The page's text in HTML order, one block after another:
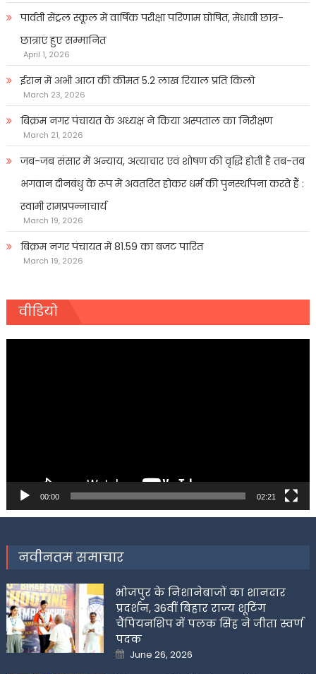
पार्वती सेंट्रल स्कूल में वार्षिक परीक्षा परिणाम घोषित, मेधावी छात्र-
छात्राएं हुए सम्मानित
April 1, 2026
ईरान में अभी आटा की कीमत 5.2 लाख रियाल प्रति किलो
March 23, 2026
बिक्रम नगर पंचायत के अध्यक्ष ने किया अस्पताल का निरीक्षण
March 21, 2026
जब-जब संसार में अन्याय, अत्याचार एवं शोषण की वृद्धि होती है तब-तब
भगवान दीनबंधु के रूप में अवतरित होकर धर्म की पुनर्स्थापना करते हैं :
स्वामी रामप्रपन्नाचार्य
March 19, 2026
बिक्रम नगर पंचायत में 81.59 का बजट पारित
March 19, 2026
वीडियो
00:00 02:21
नवीनतम समाचार
भोजपुर के निशानेबाजों का शानदार
प्रदर्शन, 36वीं बिहार राज्य शूटिंग
चैंपियनशिप में पलक सिंह ने जीता स्वर्ण
पदक
Posted
on
June 26, 2026